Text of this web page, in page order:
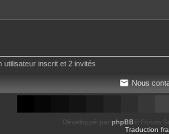
utilisateur inscrit et 2 invités
Nous
Développé par phpBB ® Forum
Traduction